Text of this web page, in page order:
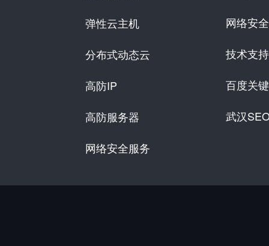
弹性云主机
分布式动态云
高防IP
高防服务器
网络安全服务
网络安
技术支持
百度关
武汉